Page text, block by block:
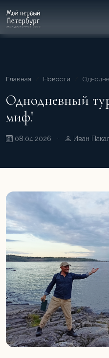
Главная Новости
Однодневный
миф!
08.04.2026 · Иван